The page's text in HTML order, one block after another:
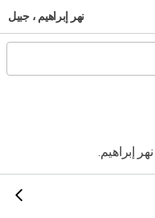
نهر إبراهيم ، جبيل
إبراهيم.